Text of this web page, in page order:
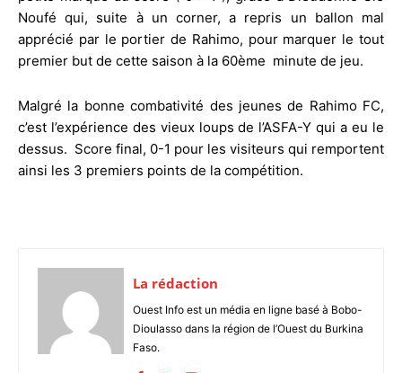
Noufé qui, suite à un corner, a repris un ballon mal
apprécié par le portier de Rahimo, pour marquer le tout
premier but de cette saison à la 60ème minute de jeu.
Malgré la bonne combativité des jeunes de Rahimo FC,
c’est l’expérience des vieux loups de l’ASFA-Y qui a eu le
dessus. Score final, 0-1 pour les visiteurs qui remportent
ainsi les 3 premiers points de la compétition.
La rédaction
Ouest Info est un média en ligne basé à Bobo-
Dioulasso dans la région de l’Ouest du Burkina
Faso.